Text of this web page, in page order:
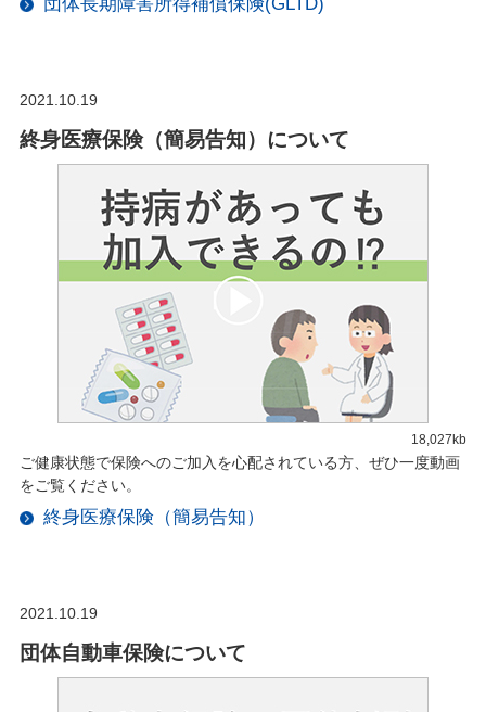
団体長期障害所得補償保険(GLTD)
2021.10.19
終身医療保険（簡易告知）について
18,027kb
ご健康状態で保険へのご加入を心配されている方、ぜひ一度動画
をご覧ください。
終身医療保険（簡易告知）
2021.10.19
団体自動車保険について